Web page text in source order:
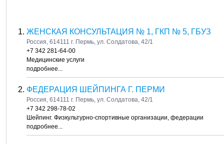
ЖЕНСКАЯ КОНСУЛЬТАЦИЯ № 1, ГКП № 5, ГБУЗ
Россия, 614111 г. Пермь, ул. Солдатова, 42/1
+7 342 281-64-00
Медицинские услуги
подробнее...
ФЕДЕРАЦИЯ ШЕЙПИНГА Г. ПЕРМИ
Россия, 614111 г. Пермь, ул. Солдатова, 42/1
+7 342 298-78-02
Шейпинг. Физкультурно-спортивные организации, федерации
подробнее...